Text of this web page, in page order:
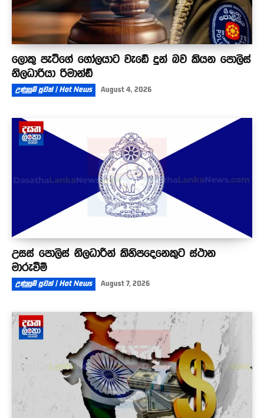
ලොකු පැටීගේ ගෝලයාට වැඩේ දුන් බව කියන පොලිස්
නිලධාරියා රිමාන්ඩ්
උණුසුම් පුවත් | Hot News August 4, 2026
උසස් පොලිස් නිලධාරීන් කිහිපදෙනෙකුට ස්ථාන
මාරුවීම්
උණුසුම් පුවත් | Hot News August 7, 2026